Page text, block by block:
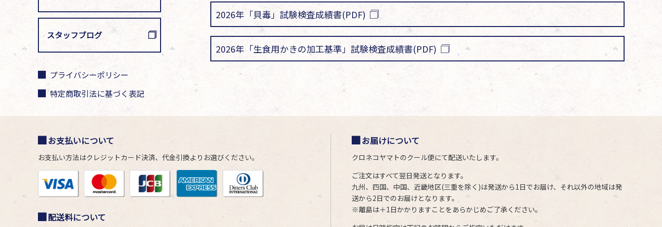
2026年「貝毒」試験検査成績書(PDF)
2026年「生食用かきの加工基準」試験検査成績書(PDF)
スタッフブログ
プライバシーポリシー
特定商取引法に基づく表記
お支払いについて
お支払い方法はクレジットカード決済、代金引換よりお選びください。
配送料について
お届けについて
クロネコヤマトのクール便にて配送いたします。
ご注文はすべて翌日発送となります。
九州、四国、中国、近畿地区(三重を除く)は発送から1日でお届け、それ以外の地域は発
送から2日でのお届けとなります。
※離島は＋1日かかりますことをあらかじめご了承ください。